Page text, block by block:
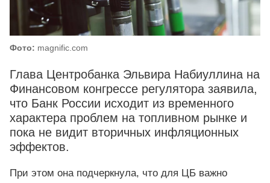
Фото: magnific.com
Глава Центробанка Эльвира Набиуллина на
Финансовом конгрессе регулятора заявила,
что Банк России исходит из временного
характера проблем на топливном рынке и
пока не видит вторичных инфляционных
эффектов.
При этом она подчеркнула, что для ЦБ важно